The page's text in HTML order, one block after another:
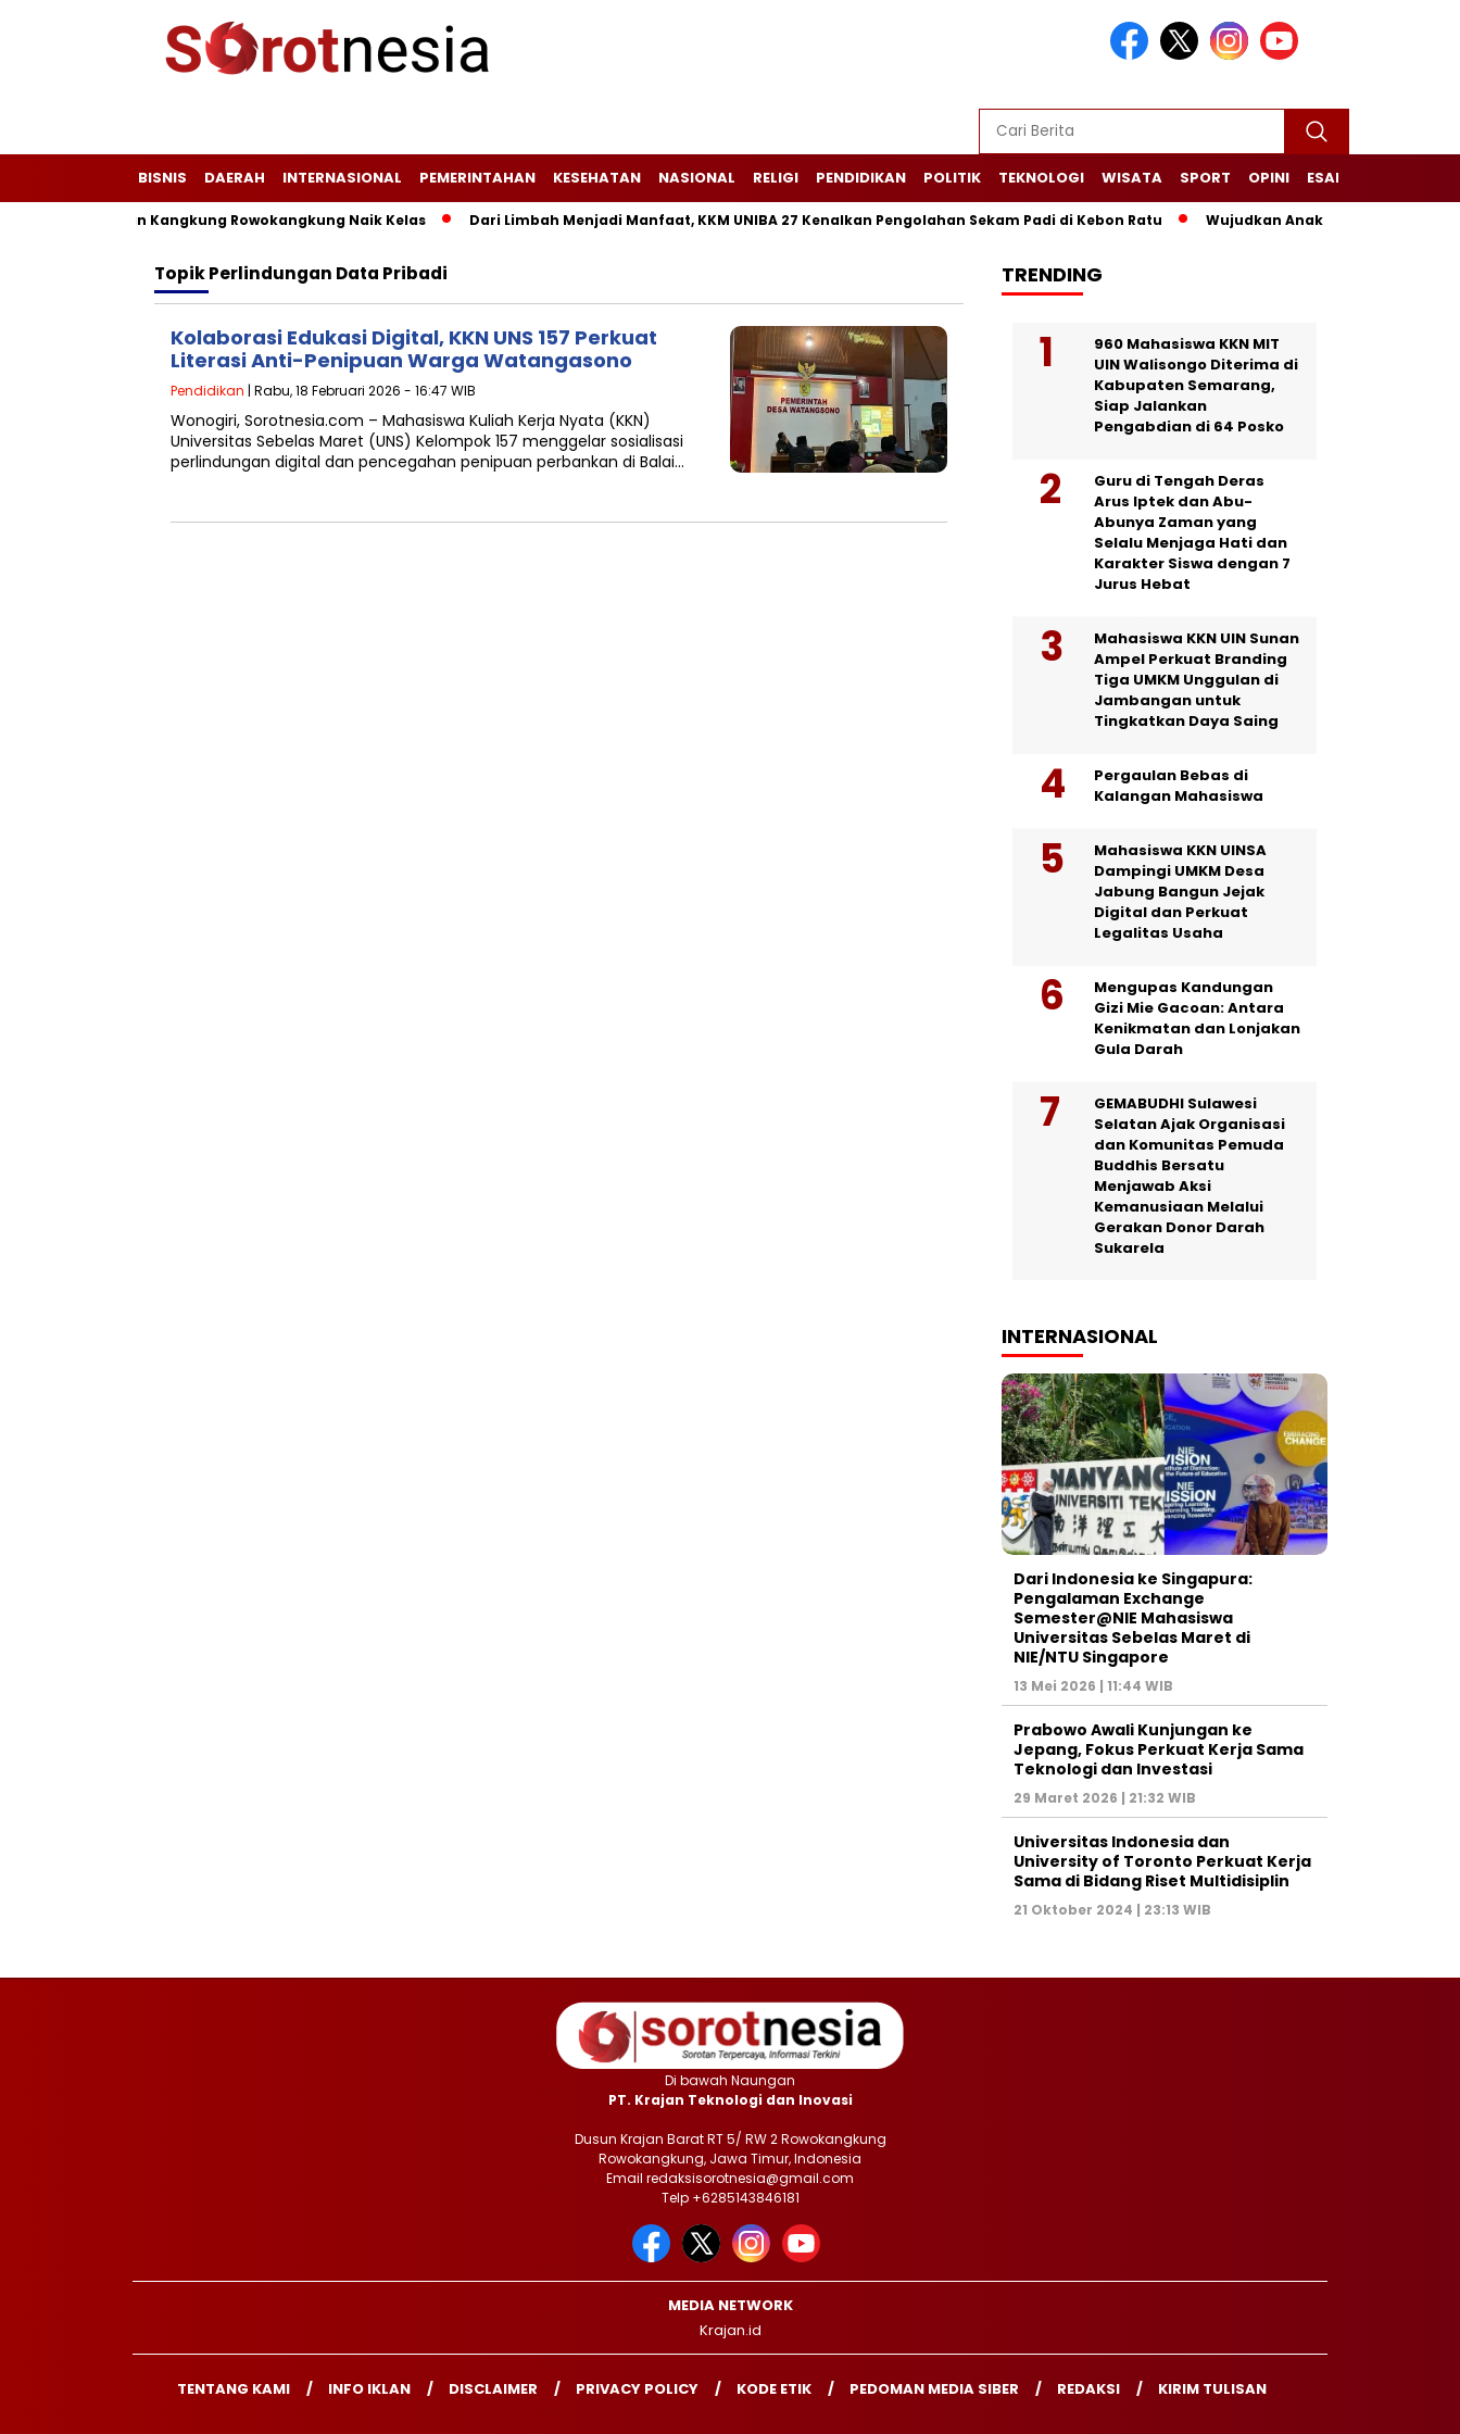
BISNIS DAERAH INTERNASIONAL PEMERINTAHAN KESEHATAN NASIONAL RELIGI PENDIDIKAN POLITIK TEKNOLOGI WISATA SPORT OPINI ESAI
Jagung, dan Kangkung Rowokangkung Naik Kelas Dari Limbah Menjadi Manfaat, KKM UNIBA 27 Kenalkan Pengolahan Sekam Padi di Kebon Ratu Wujudkan Anak Desa Sehat dan
TopikPerlindungan Data Pribadi
Kolaborasi Edukasi Digital, KKN UNS 157 Perkuat
Literasi Anti-Penipuan Warga Watangasono
Pendidikan | Rabu, 18 Februari 2026 - 16:47 WIB
Wonogiri, Sorotnesia.com – Mahasiswa Kuliah Kerja Nyata (KKN)
Universitas Sebelas Maret (UNS) Kelompok 157 menggelar sosialisasi
perlindungan digital dan pencegahan penipuan perbankan di Balai…
TRENDING
960 Mahasiswa KKN MIT
UIN Walisongo Diterima di
Kabupaten Semarang,
Siap Jalankan
Pengabdian di 64 Posko
Guru di Tengah Deras
Arus Iptek dan Abu-
Abunya Zaman yang
Selalu Menjaga Hati dan
Karakter Siswa dengan 7
Jurus Hebat
Mahasiswa KKN UIN Sunan
Ampel Perkuat Branding
Tiga UMKM Unggulan di
Jambangan untuk
Tingkatkan Daya Saing
Pergaulan Bebas di
Kalangan Mahasiswa
Mahasiswa KKN UINSA
Dampingi UMKM Desa
Jabung Bangun Jejak
Digital dan Perkuat
Legalitas Usaha
Mengupas Kandungan
Gizi Mie Gacoan: Antara
Kenikmatan dan Lonjakan
Gula Darah
GEMABUDHI Sulawesi
Selatan Ajak Organisasi
dan Komunitas Pemuda
Buddhis Bersatu
Menjawab Aksi
Kemanusiaan Melalui
Gerakan Donor Darah
Sukarela
INTERNASIONAL
Dari Indonesia ke Singapura:
Pengalaman Exchange
Semester@NIE Mahasiswa
Universitas Sebelas Maret di
NIE/NTU Singapore
13 Mei 2026 | 11:44 WIB
Prabowo Awali Kunjungan ke
Jepang, Fokus Perkuat Kerja Sama
Teknologi dan Investasi
29 Maret 2026 | 21:32 WIB
Universitas Indonesia dan
University of Toronto Perkuat Kerja
Sama di Bidang Riset Multidisiplin
21 Oktober 2024 | 23:13 WIB
Di bawah Naungan
PT. Krajan Teknologi dan Inovasi
Dusun Krajan Barat RT 5/ RW 2 Rowokangkung
Rowokangkung, Jawa Timur, Indonesia
Email redaksisorotnesia@gmail.com
Telp +6285143846181
MEDIA NETWORK
Krajan.id
TENTANG KAMI INFO IKLAN DISCLAIMER PRIVACY POLICY KODE ETIK PEDOMAN MEDIA SIBER REDAKSI KIRIM TULISAN